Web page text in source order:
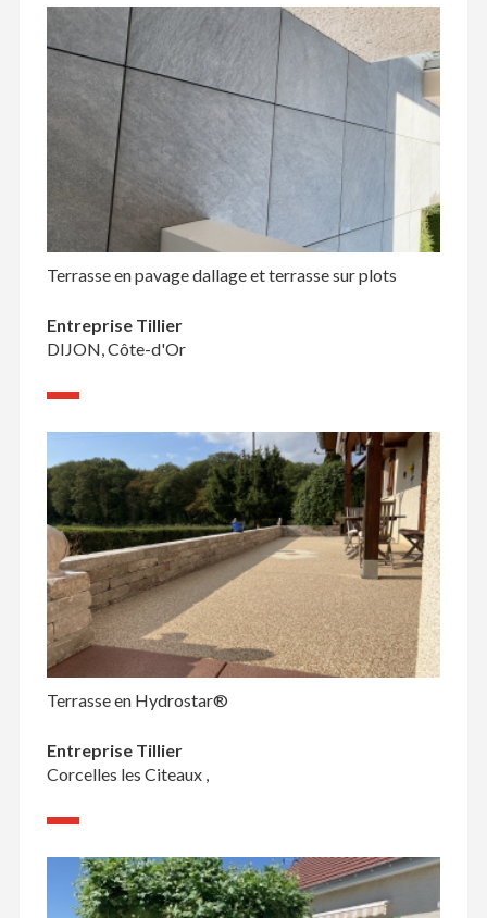
Terrasse en pavage dallage et terrasse sur plots
Entreprise Tillier
DIJON, Côte-d'Or
Terrasse en Hydrostar®
Entreprise Tillier
Corcelles les Citeaux ,